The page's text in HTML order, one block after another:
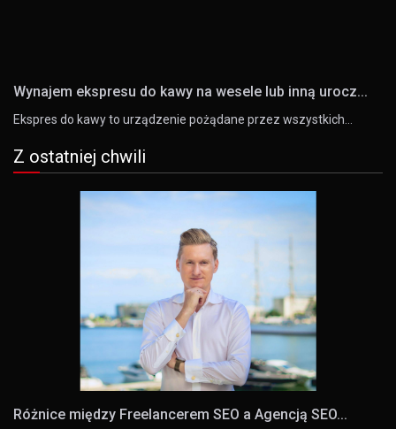
Wynajem ekspresu do kawy na wesele lub inną urocz...
Ekspres do kawy to urządzenie pożądane przez wszystkich…
Z ostatniej chwili
Różnice między Freelancerem SEO a Agencją SEO...